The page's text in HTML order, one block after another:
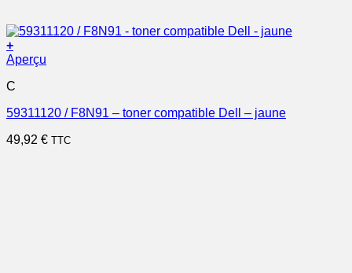
+
Aperçu
C
59311120 / F8N91 – toner compatible Dell – jaune
49,92 € TTC